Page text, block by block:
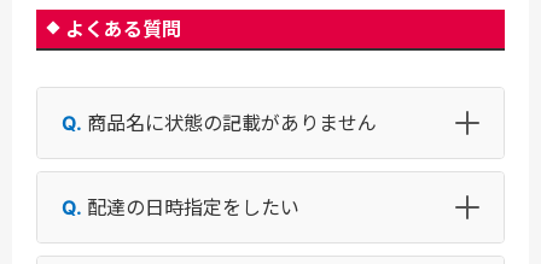
よくある質問
商品名に状態の記載がありません
配達の日時指定をしたい